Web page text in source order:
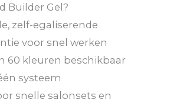
Builder Gel?
zelf-egaliserende
voor snel werken
60 kleuren beschikbaar
systeem
snelle salonsets en